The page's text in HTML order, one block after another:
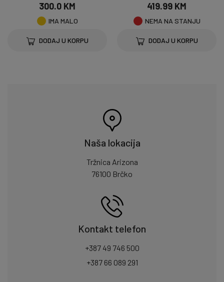
300.0 KM
IMA MALO
DODAJ U KORPU
419.99 KM
NEMA NA STANJU
DODAJ U KORPU
Naša lokacija
Tržnica Arizona
76100 Brčko
Kontakt telefon
+387 49 746 500
+387 66 089 291